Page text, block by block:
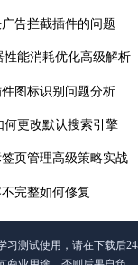
告拦截插件的问题
性能消耗优化高级解析
图标识别问题分析
何更改默认搜索引擎
页管理高级策略实战
完整如何修复
习测试使用，请在下载后